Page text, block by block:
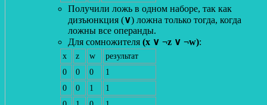
Получили ложь в одном наборе, так как
дизъюнкция (∨) ложна только тогда, когда
ложны все операнды.
Для сомножителя (x ∨ ¬z ∨ ¬w):
x z w
результат
0
0 0
1
0
0 1
1